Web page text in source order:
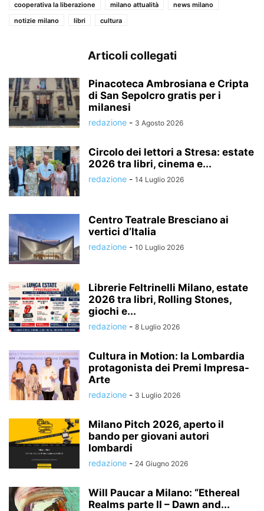
cooperativa la liberazione
milano attualità
news milano
notizie milano
libri cultura
Articoli collegati
Pinacoteca Ambrosiana e Cripta
di San Sepolcro gratis per i
milanesi
redazione - 3 Agosto 2026
Circolo dei lettori a Stresa: estate
2026 tra libri, cinema e...
redazione - 14 Luglio 2026
Centro Teatrale Bresciano ai
vertici d’Italia
redazione - 10 Luglio 2026
Librerie Feltrinelli Milano, estate
2026 tra libri, Rolling Stones,
giochi e...
redazione - 8 Luglio 2026
Cultura in Motion: la Lombardia
protagonista dei Premi Impresa-
Arte
redazione - 3 Luglio 2026
Milano Pitch 2026, aperto il
bando per giovani autori
lombardi
redazione - 24 Giugno 2026
Will Paucar a Milano: “Ethereal
Realms parte II – Dawn and...